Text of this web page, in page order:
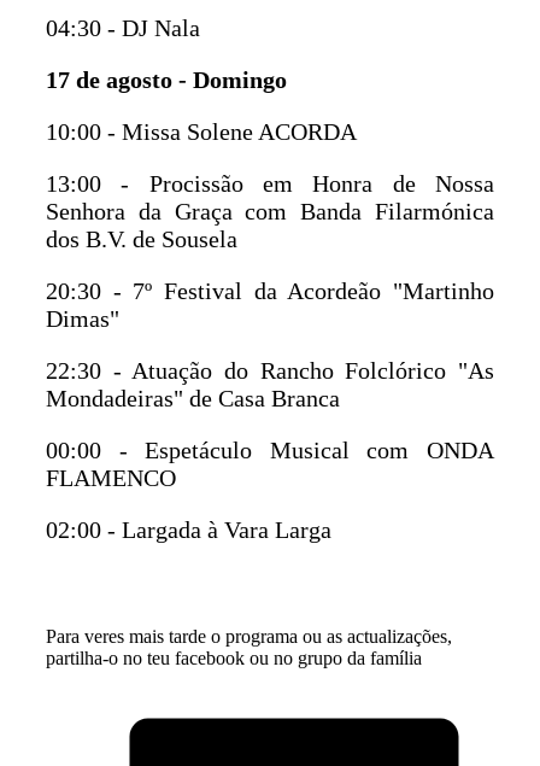
04:30 - DJ Nala
17 de agosto - Domingo
10:00 - Missa Solene ACORDA
13:00 - Procissão em Honra de Nossa
Senhora da Graça com Banda Filarmónica
dos B.V. de Sousela
20:30 - 7º Festival da Acordeão "Martinho
Dimas"
22:30 - Atuação do Rancho Folclórico "As
Mondadeiras" de Casa Branca
00:00 - Espetáculo Musical com ONDA
FLAMENCO
02:00 - Largada à Vara Larga
Para veres mais tarde o programa ou as actualizações,
partilha-o no teu facebook ou no grupo da família